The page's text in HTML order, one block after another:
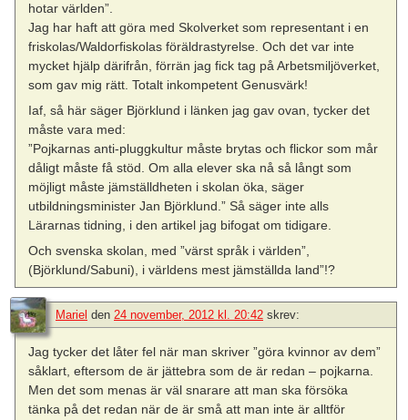
hotar världen”.
Jag har haft att göra med Skolverket som representant i en
friskolas/Waldorfiskolas föräldrastyrelse. Och det var inte
mycket hjälp därifrån, förrän jag fick tag på Arbetsmiljöverket,
som gav mig rätt. Totalt inkompetent Genusvärk!
Iaf, så här säger Björklund i länken jag gav ovan, tycker det
måste vara med:
”Pojkarnas anti-pluggkultur måste brytas och flickor som mår
dåligt måste få stöd. Om alla elever ska nå så långt som
möjligt måste jämställdheten i skolan öka, säger
utbildningsminister Jan Björklund.” Så säger inte alls
Lärarnas tidning, i den artikel jag bifogat om tidigare.
Och svenska skolan, med ”värst språk i världen”,
(Björklund/Sabuni), i världens mest jämställda land”!?
Mariel den 24 november, 2012 kl. 20:42 skrev:
Jag tycker det låter fel när man skriver ”göra kvinnor av dem”
såklart, eftersom de är jättebra som de är redan – pojkarna.
Men det som menas är väl snarare att man ska försöka
tänka på det redan när de är små att man inte är alltför